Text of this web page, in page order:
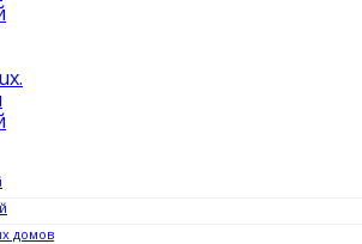
домов